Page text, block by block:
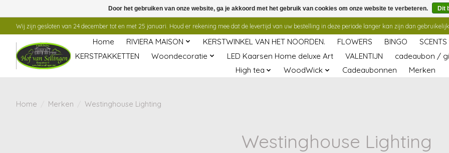
Wij zijn gesloten van 24 december tot en met 25 januari. Houd er rekening mee dat de levertijd van uw bestelling in deze periode langer kan zijn dan gebruikelijk.
Home RIVIERA MAISON KERSTWINKEL VAN HET NOORDEN. FLOWERS BINGO SCENTS
KERSTPAKKETTEN
Woondecoratie LED Kaarsen Home deluxe Art VALENTIJN cadeaubon /
High tea
WoodWick Cadeaubonnen Merken
Home Merken Westinghouse Lighting
Westinghouse Lighting
Door het gebruiken van onze website, ga je akkoord met het gebruik van cookies om onze website te verbeteren. Dit